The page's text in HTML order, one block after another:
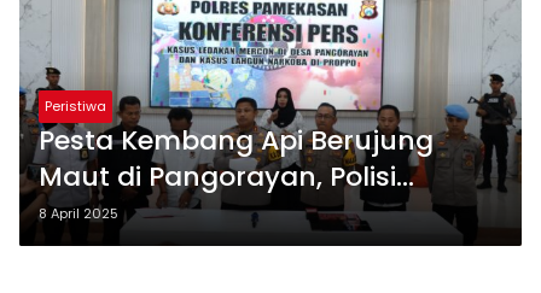
Peristiwa
Pesta Kembang Api Berujung
Maut di Pangorayan, Polisi
Amankan 8 Tersangka
8 April 2025